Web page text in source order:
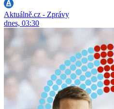
Aktuálně.cz - Zprávy
dnes, 03:30